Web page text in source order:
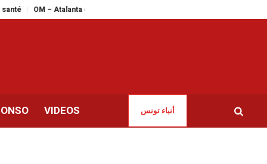
Atalanta en live streaming : le match de la dernière chance pour les
VIDEOS أنباء تونس